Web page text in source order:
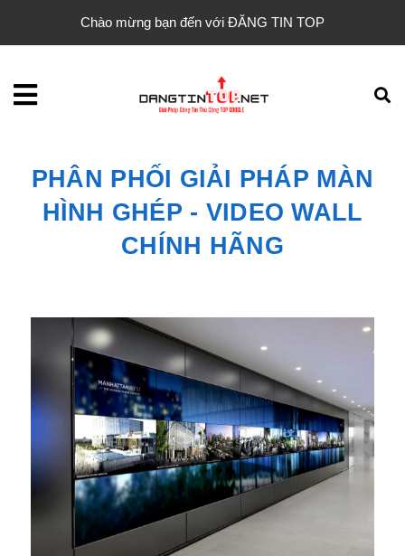
Chào mừng bạn đến với ĐĂNG TIN TOP
PHÂN PHỐI GIẢI PHÁP MÀN
HÌNH GHÉP - VIDEO WALL
CHÍNH HÃNG